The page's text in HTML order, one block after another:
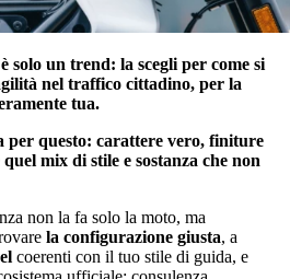
solo un trend: la scegli per come si
nel traffico cittadino, per la
tua.
per questo: carattere vero, finiture
mix di stile e sostanza che non
non la fa solo la moto, ma
la configurazione giusta, a
coerenti con il tuo stile di guida, e